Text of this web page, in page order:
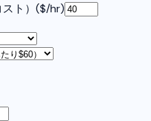
ト） ($/hr)